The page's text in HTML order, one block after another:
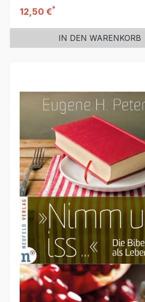
Regulärer Preis:
12,50 €*
IN DEN WARENKORB